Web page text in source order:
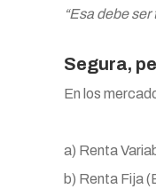
“Esa debe
Segura,
En los
a) Renta
b) Renta Fija